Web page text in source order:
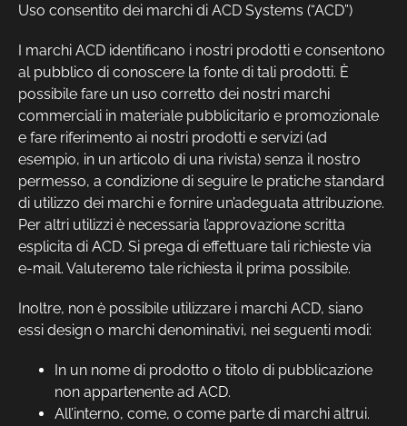
Uso consentito dei marchi di ACD Systems (“ACD”)
I marchi ACD identificano i nostri prodotti e consentono
al pubblico di conoscere la fonte di tali prodotti. È
possibile fare un uso corretto dei nostri marchi
commerciali in materiale pubblicitario e promozionale
e fare riferimento ai nostri prodotti e servizi (ad
esempio, in un articolo di una rivista) senza il nostro
permesso, a condizione di seguire le pratiche standard
di utilizzo dei marchi e fornire un’adeguata attribuzione.
Per altri utilizzi è necessaria l’approvazione scritta
esplicita di ACD. Si prega di effettuare tali richieste via
e-mail. Valuteremo tale richiesta il prima possibile.
Inoltre, non è possibile utilizzare i marchi ACD, siano
essi design o marchi denominativi, nei seguenti modi:
In un nome di prodotto o titolo di pubblicazione
non appartenente ad ACD.
All’interno, come, o come parte di marchi altrui.